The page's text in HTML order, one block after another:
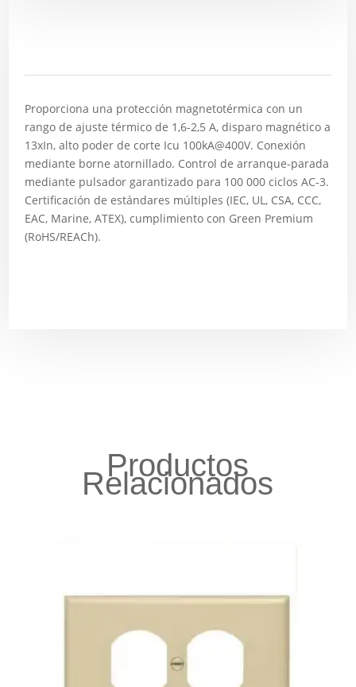
Proporciona una protección magnetotérmica con un
rango de ajuste térmico de 1,6-2,5 A, disparo magnético a
13xIn, alto poder de corte Icu 100kA@400V. Conexión
mediante borne atornillado. Control de arranque-parada
mediante pulsador garantizado para 100 000 ciclos AC-3.
Certificación de estándares múltiples (IEC, UL, CSA, CCC,
EAC, Marine, ATEX), cumplimiento con Green Premium
(RoHS/REACh).
Productos
Relacionados